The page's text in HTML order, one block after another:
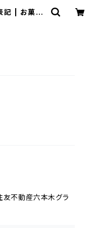
記 | お菓子
不動産六本木グラ